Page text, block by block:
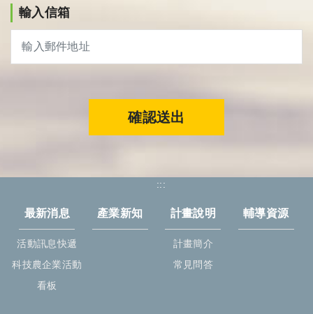
輸入信箱
確認送出
:::
最新消息
活動訊息快遞
科技農企業活動
看板
產業新知 計畫說明
計畫簡介
常見問答
輔導資源